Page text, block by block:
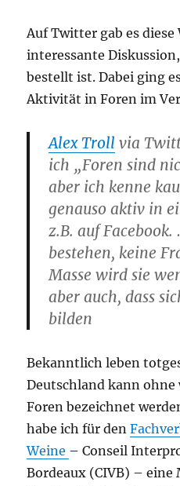
Auf Twitter gab es diese
interessante
bestellt ist. Dabei ging
Aktivität in Foren im
Alex Troll via
ich „Foren sind
aber ich kenne
genauso aktiv in
z.B. auf
bestehen, keine
Masse wird sie
aber auch, dass
bilden
Bekanntlich leben
Deutschland kann ohne
Foren bezeichnet
habe ich für den
Weine –Conseil
Bordeaux (CIVB) – eine